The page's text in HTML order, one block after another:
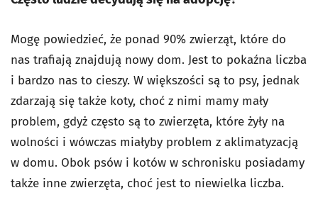
Mogę powiedzieć, że ponad 90% zwierząt, które do
nas trafiają znajdują nowy dom. Jest to pokaźna liczba
i bardzo nas to cieszy. W większości są to psy, jednak
zdarzają się także koty, choć z nimi mamy mały
problem, gdyż często są to zwierzęta, które żyły na
wolności i wówczas miałyby problem z aklimatyzacją
w domu. Obok psów i kotów w schronisku posiadamy
także inne zwierzęta, choć jest to niewielka liczba.